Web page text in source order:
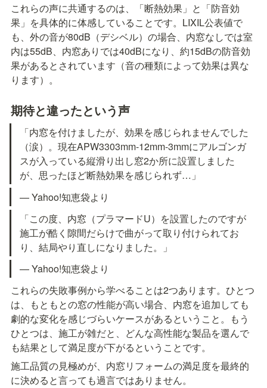
これらの声に共通するのは、「断熱効果」と「防音効
果」を具体的に体感していることです。LIXIL公表値で
も、外の音が80dB（デシベル）の場合、内窓なしでは室
内は55dB、内窓ありでは40dBになり、約15dBの防音効
果があるとされています（音の種類によって効果は異な
ります）。
期待と違ったという声
「内窓を付けましたが、効果を感じられませんでした
（涙）。現在APW3303mm-12mm-3mmにアルゴンガ
スが入っている縦滑り出し窓2か所に設置しました
が、思ったほど断熱効果を感じられず…」
— Yahoo!知恵袋より
「この度、内窓（プラマードU）を設置したのですが
施工が酷く隙間だらけで曲がって取り付けられてお
り、結局やり直しになりました。」
— Yahoo!知恵袋より
これらの失敗事例から学べることは2つあります。ひとつ
は、もともとの窓の性能が高い場合、内窓を追加しても
劇的な変化を感じづらいケースがあるということ。もう
ひとつは、施工が雑だと、どんな高性能な製品を選んで
も結果として満足度が下がるということです。
施工品質の見極めが、内窓リフォームの満足度を最終的
に決めると言っても過言ではありません。